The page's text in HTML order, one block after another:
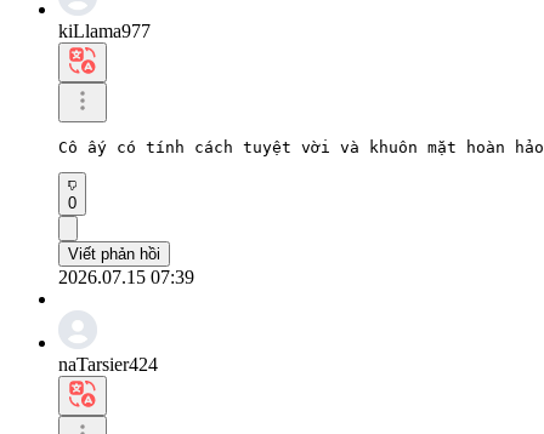
kiLlama977
Cô ấy có tính cách tuyệt vời và khuôn mặt hoàn
0
Viết phản hồi
2026.07.15 07:39
naTarsier424